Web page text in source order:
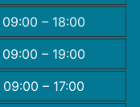
09:00 – 18:00
09:00 – 19:00
09:00 – 17:00